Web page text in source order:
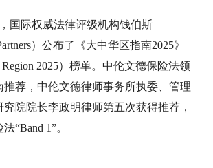
国际权威法律评级机构钱伯斯
）公布了《大中华区指南2025》
Region 2025）榜单。中伦文德保险法领
推荐，中伦文德律师事务所执委、管理
院院长李政明律师第五次获得推荐，
“Band 1”。